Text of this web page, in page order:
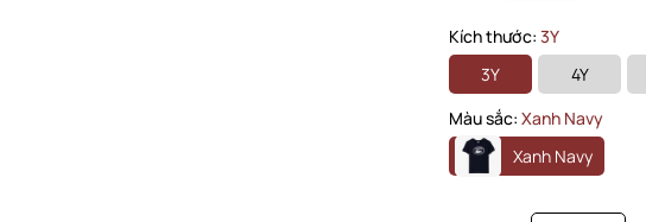
Kích thước: 3Y
3Y
4Y
Màu sắc: Xanh Navy
Xanh Navy